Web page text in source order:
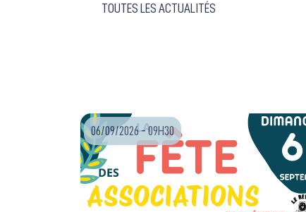
TOUTES LES ACTUALITÉS
06/09/2026 - 09H30